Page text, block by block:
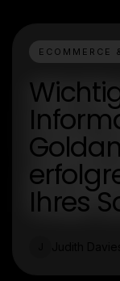
ECOMMERCE
Ihres